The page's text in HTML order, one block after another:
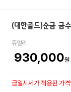
(대한골드)순금 금
쥬얼리
930,000원
금일시세가 적용된 가